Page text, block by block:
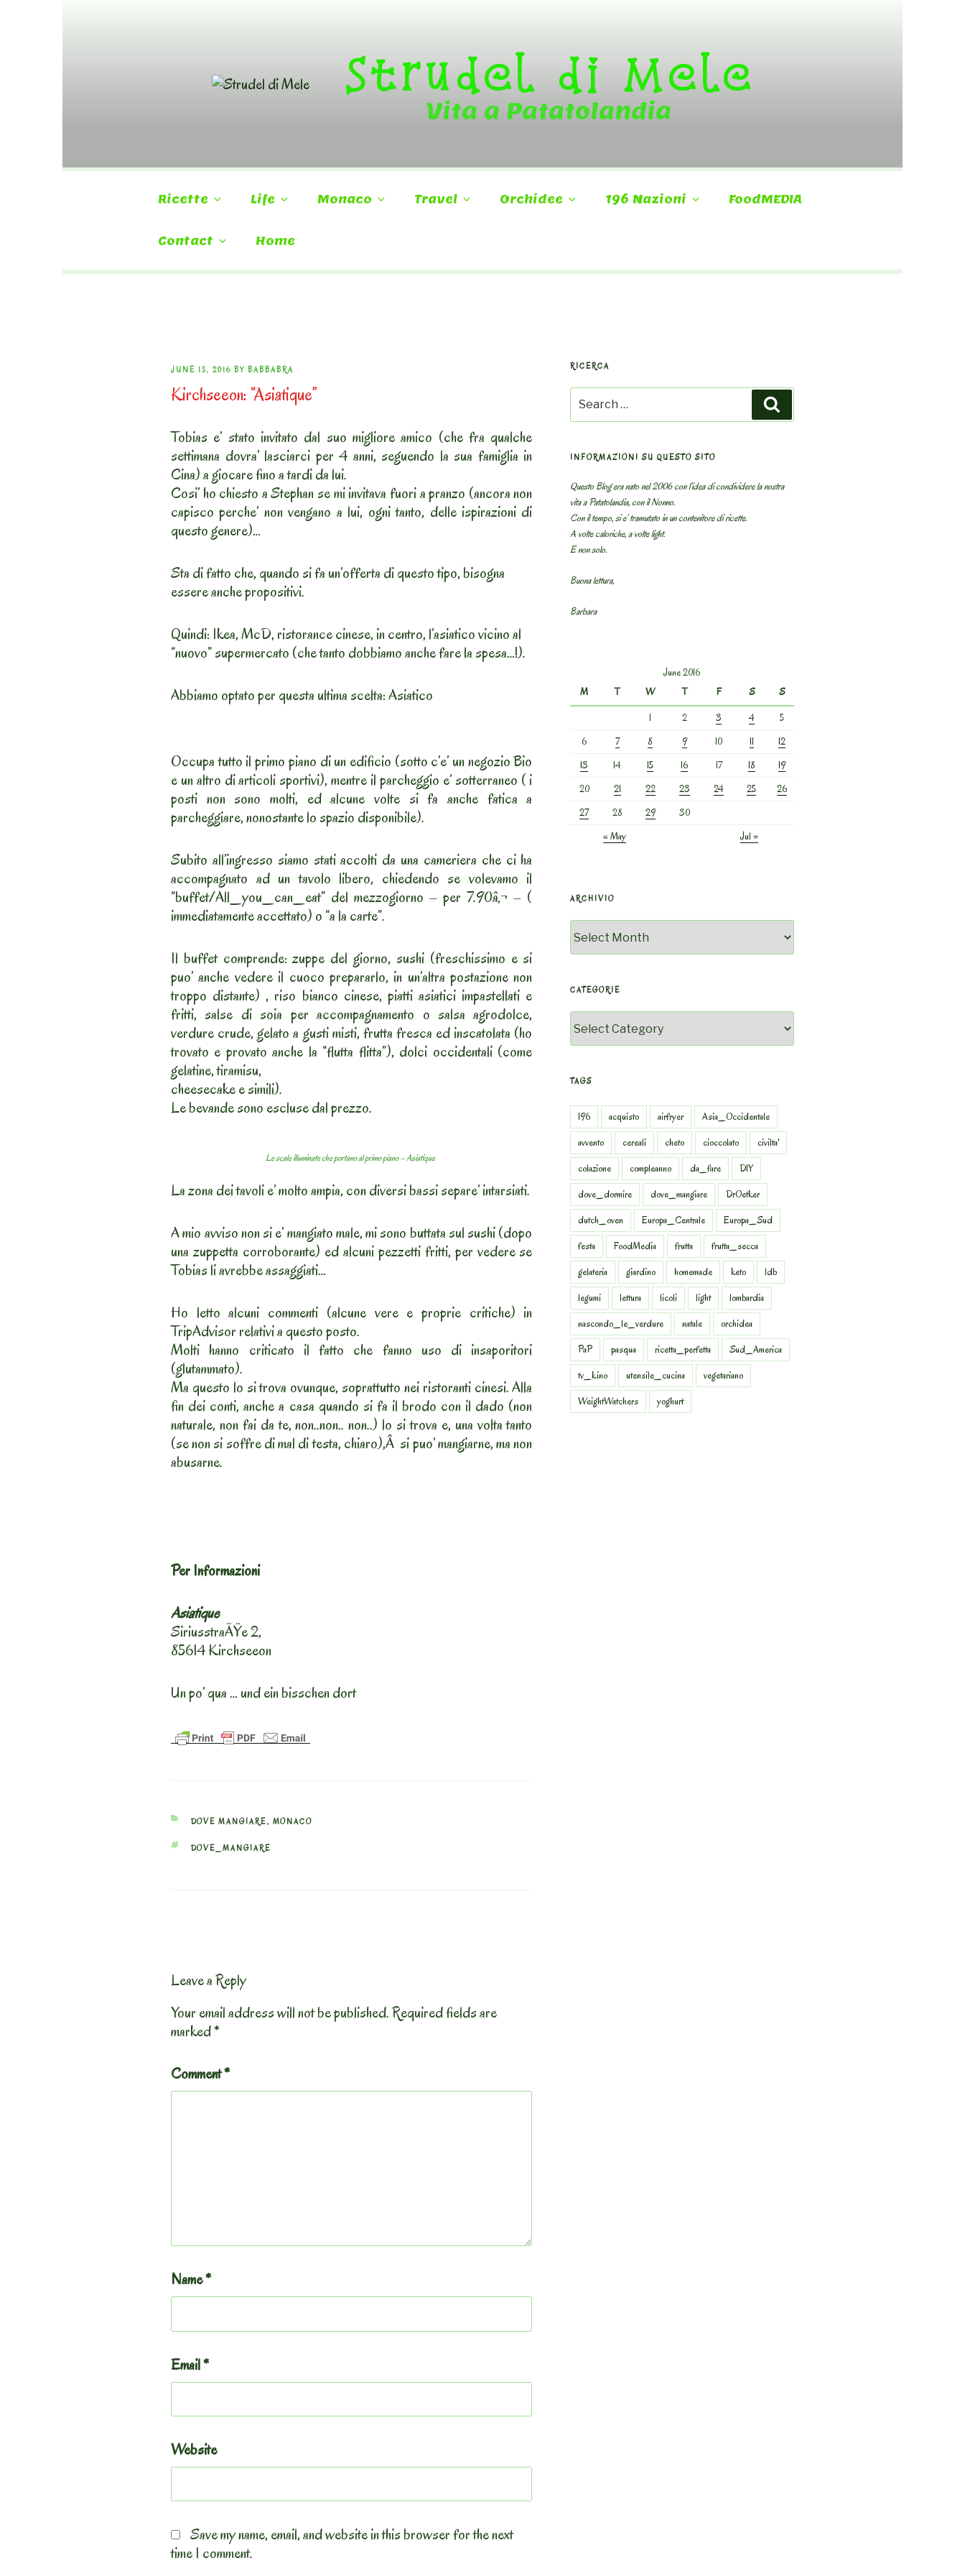
Strudel di Mele
Vita a Patatolandia
Ricette Life Monaco Travel Orchidee 196 Nazioni FoodMEDIA
Contact Home
POSTED
ON
JUNE 15, 2016 BY BABBABRA
Kirchseeon: “Asiatique”
Tobias e’ stato invitato dal suo migliore amico (che fra qualche
settimana dovra’ lasciarci per 4 anni, seguendo la sua famiglia in
Cina) a giocare fino a tardi da lui.
Cosi’ ho chiesto a Stephan se mi invitava fuori a pranzo (ancora non
capisco perche’ non vengano a lui, ogni tanto, delle ispirazioni di
questo genere)…
Sta di fatto che, quando si fa un’offerta di questo tipo, bisogna
essere anche propositivi.
Quindi: Ikea, McD, ristorance cinese, in centro, l’asiatico vicino al
“nuovo” supermercato (che tanto dobbiamo anche fare la spesa…!).
Abbiamo optato per questa ultima scelta: Asiatico
Occupa tutto il primo piano di un edificio (sotto c’e’ un negozio Bio
e un altro di articoli sportivi), mentre il parcheggio e’ sotterraneo ( i
posti non sono molti, ed alcune volte si fa anche fatica a
parcheggiare, nonostante lo spazio disponibile).
Subito all’ingresso siamo stati accolti da una cameriera che ci ha
accompagnato ad un tavolo libero, chiedendo se volevamo il
“buffet/All_you_can_eat” del mezzogiorno – per 7.90â‚¬ – (
immediatamente accettato) o “a la carte”.
Il buffet comprende: zuppe del giorno, sushi (freschissimo e si
puo’ anche vedere il cuoco prepararlo, in un’altra postazione non
troppo distante) , riso bianco cinese, piatti asiatici impastellati e
fritti, salse di soia per accompagnamento o salsa agrodolce,
verdure crude, gelato a gusti misti, frutta fresca ed inscatolata (ho
trovato e provato anche la “flutta flitta”), dolci occidentali (come
gelatine, tiramisu,
cheesecake e simili).
Le bevande sono escluse dal prezzo.
Le scale illuminate che portano al primo piano – Asiatique
La zona dei tavoli e’ molto ampia, con diversi bassi separe’ intarsiati.
A mio avviso non si e’ mangiato male, mi sono buttata sul sushi (dopo
una zuppetta corroborante) ed alcuni pezzetti fritti, per vedere se
Tobias li avrebbe assaggiati…
Ho letto alcuni commenti (alcune vere e proprie critiche) in
TripAdvisor relativi a questo posto.
Molti hanno criticato il fatto che fanno uso di insaporitori
(glutammato).
Ma questo lo si trova ovunque, soprattutto nei ristoranti cinesi. Alla
fin dei conti, anche a casa quando si fa il brodo con il dado (non
naturale, non fai da te, non..non.. non..) lo si trova e, una volta tanto
(se non si soffre di mal di testa, chiaro),Â si puo’ mangiarne, ma non
abusarne.
Per Informazioni
Asiatique
SiriusstraÃŸe 2,
85614 Kirchseeon
Un po’ qua … und ein bisschen dort
CATEGORIES
DOVE MANGIARE, MONACO
TAGS
DOVE_MANGIARE
Leave a Reply
Your email address will not be published.Required fields are
marked*
Comment*
Name*
Email*
Website
Save my name, email, and website in this browser for the next
time I comment.
RICERCA
for:
INFORMAZIONI SU QUESTO SITO
Questo Blog era nato nel 2006 con l’idea di condividere la nostra
vita a Patatolandia, con il Nonno.
Con il tempo, si e’ tramutato in un contenitore di ricette.
A volte caloriche, a volte light.
E non solo.
Buona lettura,
Barbara
June 2016
M
T W T F S
S
1
2 3 4
5
6
7 8 9 10 11
12
13
14 15 16 17 18
19
20
21 22 23 24 25
26
27
28 29
30
« May
Jul »
ARCHIVIO
CATEGORIE
TAGS
196 acquisto airfryer
Asia_Occidentale
avvento
cereali cheto cioccolato
civilta'
colazione
compleanno da_fare
DIY
dove_dormire
dove_mangiare
DrOetker
dutch_oven
Europa_Centrale
Europa_Sud
festa
FoodMedia frutta
frutta_secca
gelateria
giardino homemade keto
ldb
legumi
lettura licoli light
lombardia
nascondo_le_verdure
natale
orchidea
PaP
pasqua ricetta_perfetta
Sud_America
tv_kino
utensile_cucina
vegetariano
WeightWatchers
yoghurt